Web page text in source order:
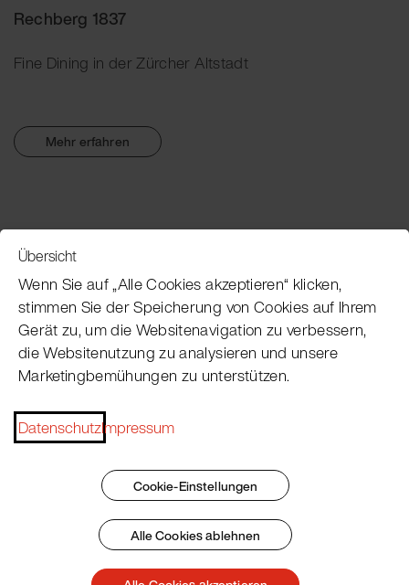
Rechberg 1837
Fine Dining in der Zürcher Altstadt
Mehr erfahren
Pacojet Newsletter
Möchten Sie regelmäßig über Neuigkeiten,
Laufenden bleiben?
Jetzt abonnieren
Übersicht
Wenn Sie auf „Alle Cookies akzeptieren“ klicken,
stimmen Sie der Speicherung von Cookies auf Ihrem
Gerät zu, um die Websitenavigation zu verbessern,
die Websitenutzung zu analysieren und unsere
Marketingbemühungen zu unterstützen.
DatenschutzImpressum
Cookie-Einstellungen
Alle Cookies ablehnen